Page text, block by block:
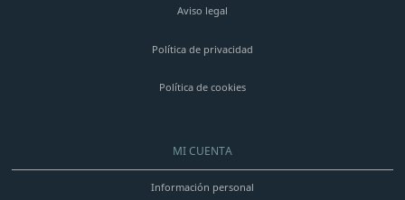
Aviso legal
Política de privacidad
Política de cookies
MI CUENTA
Información personal